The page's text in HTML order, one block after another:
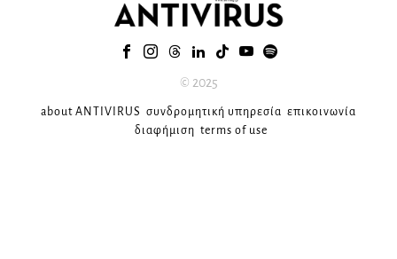
© 2025
about ANTIVIRUS συνδρομητική υπηρεσία επικοινωνία
διαφήμιση terms of use